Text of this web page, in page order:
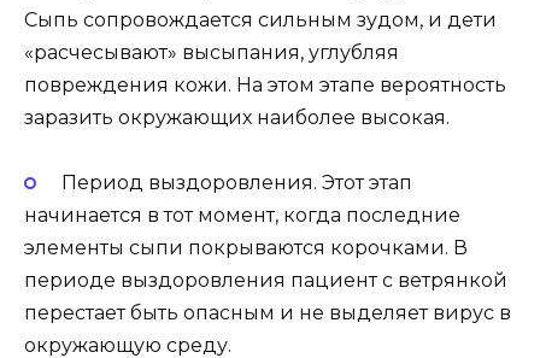
Сыпь сопровождается сильным зудом, и дети
«расчесывают» высыпания, углубляя
повреждения кожи. На этом этапе вероятность
заразить окружающих наиболее высокая.
Период выздоровления. Этот этап
начинается в тот момент, когда последние
элементы сыпи покрываются корочками. В
периоде выздоровления пациент с ветрянкой
перестает быть опасным и не выделяет вирус в
окружающую среду.